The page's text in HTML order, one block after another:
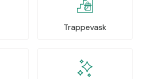
Trappevask